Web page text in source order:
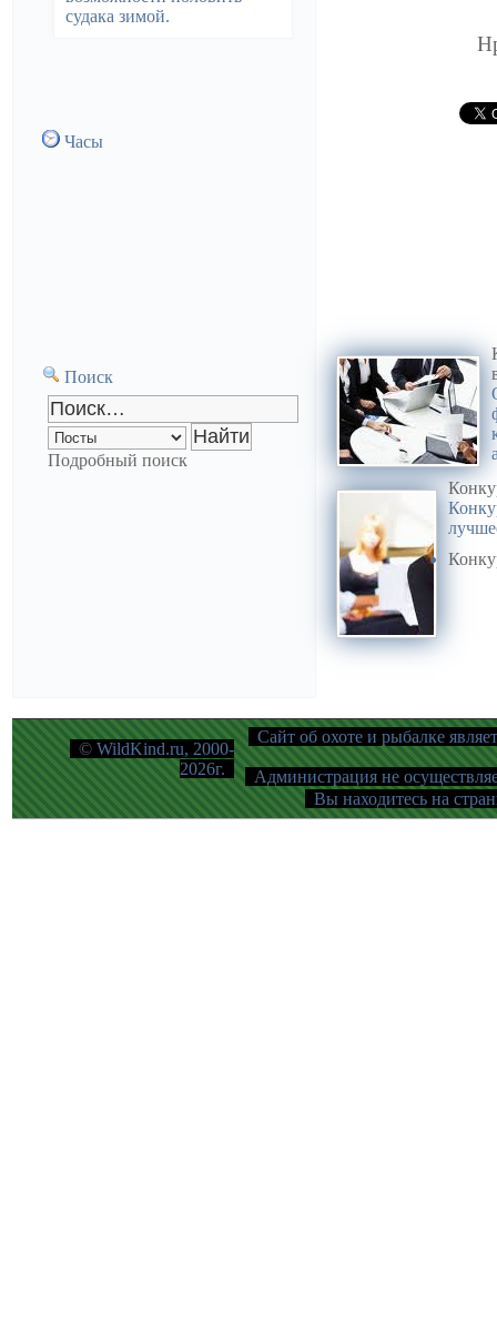
судака зимой.
Часы
Поиск
Подробный поиск
© WildKind.ru, 2000-
2026г.
Сайт об охоте и рыбалке
Администрация не
Вы находитесь на